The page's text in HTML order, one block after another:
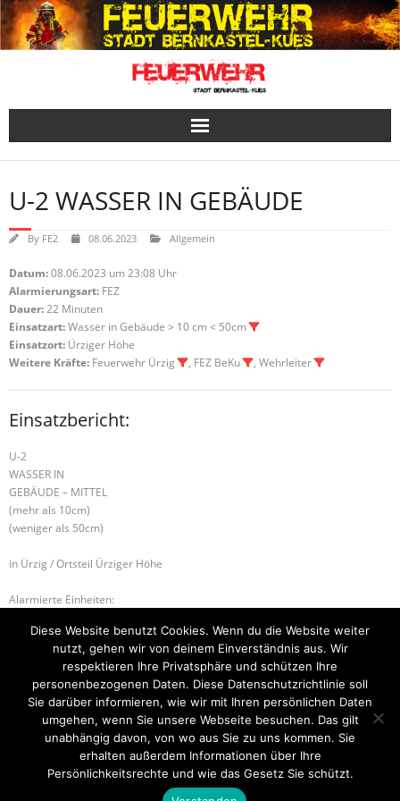
Skip
to
content
U-2 WASSER IN GEBÄUDE
By FE2 08.06.2023 Allgemein
Datum:08.06.2023 um 23:08 Uhr
Alarmierungsart: FEZ
Dauer:22 Minuten
Einsatzart:Wasser in Gebäude > 10 cm < 50cm
Einsatzort: Ürziger Höhe
Weitere Kräfte: Feuerwehr Ürzig , FEZ BeKu , Wehrleiter
Einsatzbericht:
U-2
WASSER IN
GEBÄUDE – MITTEL
(mehr als 10cm)
(weniger als 50cm)
in Ürzig / Ortsteil Ürziger Höhe
Alarmierte Einheiten:
FF-Ürzig
WL-Bernkastel-Kues
B-2 WOHNUNGSBRAND B-3 GEBÄUDEBRAND
Startseite Einsätze Mitglied werden Über uns
Kontakt
Diese Website benutzt Cookies. Wenn du die Website weiter
nutzt, gehen wir von deinem Einverständnis aus. Wir
respektieren Ihre Privatsphäre und schützen Ihre
personenbezogenen Daten. Diese Datenschutzrichtlinie soll
Sie darüber informieren, wie wir mit Ihren persönlichen Daten
umgehen, wenn Sie unsere Webseite besuchen. Das gilt
unabhängig davon, von wo aus Sie zu uns kommen. Sie
erhalten außerdem Informationen über Ihre
Persönlichkeitsrechte und wie das Gesetz Sie schützt.